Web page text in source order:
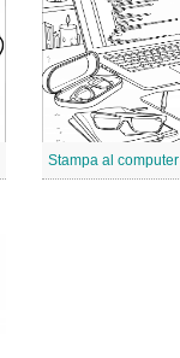
Stampa al computer